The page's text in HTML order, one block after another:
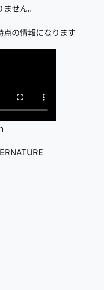
せん。
点の情報になります